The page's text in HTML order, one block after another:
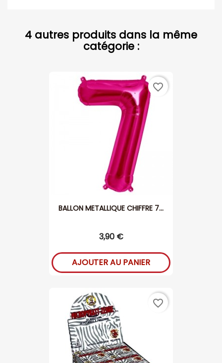
4 autres produits dans la même
catégorie :
BALLON METALLIQUE CHIFFRE 7...
3,90 €
AJOUTER AU PANIER
favorite_border
favorite_border